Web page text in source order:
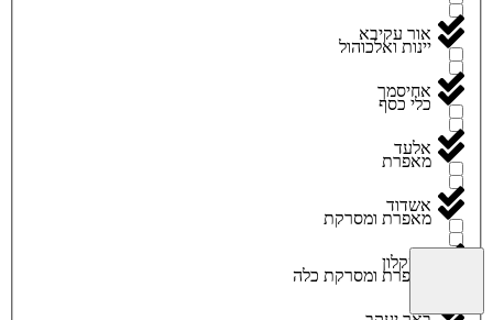
יינות ואלכוהול
כלי כסף
מאפרת
מאפרת ומסרקת
מאפרת ומסרקת כלה
אור עקיבא
אחיסמך
אלעד
אשדוד
אשקלון